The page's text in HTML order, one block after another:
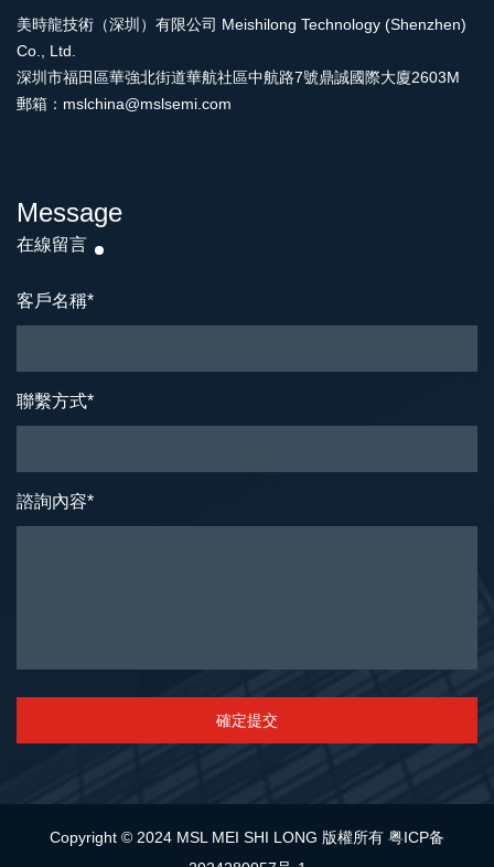
美時龍技術（深圳）有限公司 Meishilong Technology (Shenzhen)
Co., Ltd.
深圳市福田區華強北街道華航社區中航路7號鼎誠國際大廈2603M
郵箱：mslchina@mslsemi.com
Message
在線留言
客戶名稱*
聯繫方式*
諮詢內容*
確定提交
Copyright © 2024 MSL MEI SHI LONG 版權所有 粤ICP备